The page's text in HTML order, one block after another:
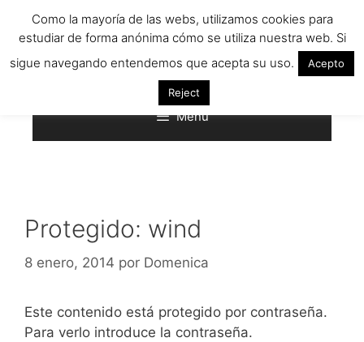
Menú
Protegido: wind
8 enero, 2014 por Domenica
Este contenido está protegido por contraseña.
Para verlo introduce la contraseña.
Como la mayoría de las webs, utilizamos cookies para
estudiar de forma anónima cómo se utiliza nuestra web. Si
sigue navegando entendemos que acepta su uso.
Acepto
Reject